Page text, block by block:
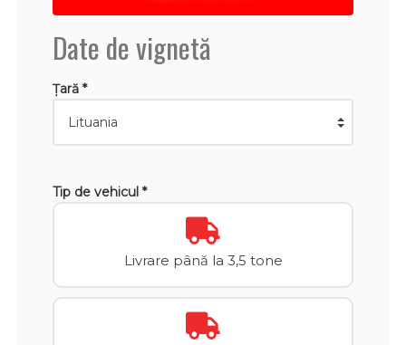
Date de vignetă
Țară *
Tip de vehicul *
Livrare până la 3,5 tone